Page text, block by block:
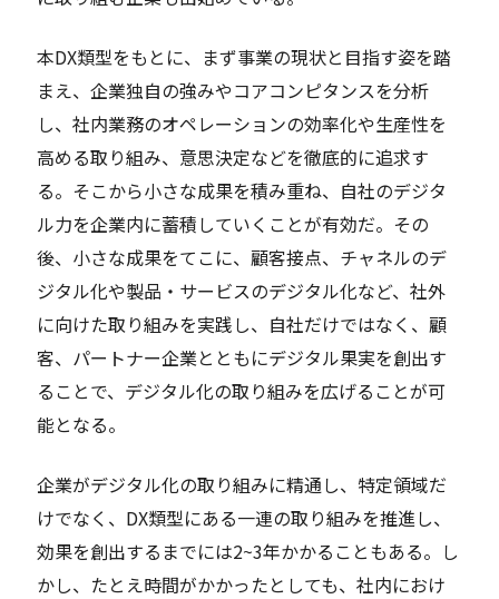
本DX類型をもとに、まず事業の現状と目指す姿を踏
まえ、企業独自の強みやコアコンピタンスを分析
し、社内業務のオペレーションの効率化や生産性を
高める取り組み、意思決定などを徹底的に追求す
る。そこから小さな成果を積み重ね、自社のデジタ
ル力を企業内に蓄積していくことが有効だ。その
後、小さな成果をてこに、顧客接点、チャネルのデ
ジタル化や製品・サービスのデジタル化など、社外
に向けた取り組みを実践し、自社だけではなく、顧
客、パートナー企業とともにデジタル果実を創出す
ることで、デジタル化の取り組みを広げることが可
能となる。
企業がデジタル化の取り組みに精通し、特定領域だ
けでなく、DX類型にある一連の取り組みを推進し、
効果を創出するまでには2~3年かかることもある。し
かし、たとえ時間がかかったとしても、社内におけ